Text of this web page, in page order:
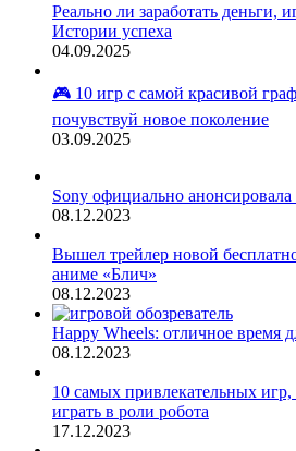
Реально ли заработать деньги,
Истории успеха
04.09.2025
🎮 10 игр с самой красивой
почувствуй новое поколение
03.09.2025
Sony официально анонсировала
08.12.2023
Вышел трейлер новой
аниме «Блич»
08.12.2023
Happy Wheels: отличное время
08.12.2023
10 самых привлекательных
играть в роли робота
17.12.2023